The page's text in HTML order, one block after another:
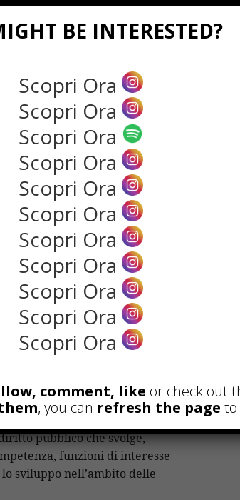
svolta, cariche
la camera di commercio.
una casella di posta
con le pubbliche
posta e documentazione
valore del tagliando della
postale.
per ogni attività
ha costi variabili in base alla
legge consultabile presso il
pubblici delle PEC:
elenco-gestori ).
presso il sito del registro
alla PEC, pertanto chi aveva
presso nuovo gestore
sul sito del registro
pubblico che svolge,
funzioni di interesse
sviluppo nell’ambito delle
BE INTERESTED?
Scopri Ora
Scopri Ora
Scopri Ora
Scopri Ora
Scopri Ora
Scopri Ora
Scopri Ora
Scopri Ora
Scopri Ora
Scopri Ora
Scopri Ora
comment, like or check out
, you can refresh the page to